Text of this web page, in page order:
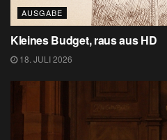
AUSGABE
Kleines Budget, raus aus HD
18. JULI 2026